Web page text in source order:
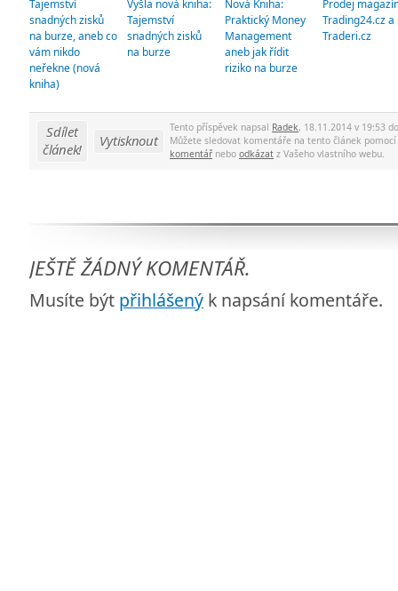
Tajemství
snadných zisků
na burze, aneb co
vám nikdo
neřekne (nová
kniha)
Vyšla nová kniha:
Tajemství
snadných zisků
na burze
Nová Kniha:
Praktický Money
Management
aneb jak řídit
riziko na burze
Prodej
Trading24.cz a
Traderi.cz
Sdílet
článek!
Vytisknout
Tento příspěvek napsal Radek, 18.11.2014 v 19:53
Můžete sledovat komentáře na tento článek pomocí
komentář nebo odkázat z Vašeho vlastního webu.
JEŠTĚ ŽÁDNÝ KOMENTÁŘ.
Musíte být přihlášený k napsání komentáře.